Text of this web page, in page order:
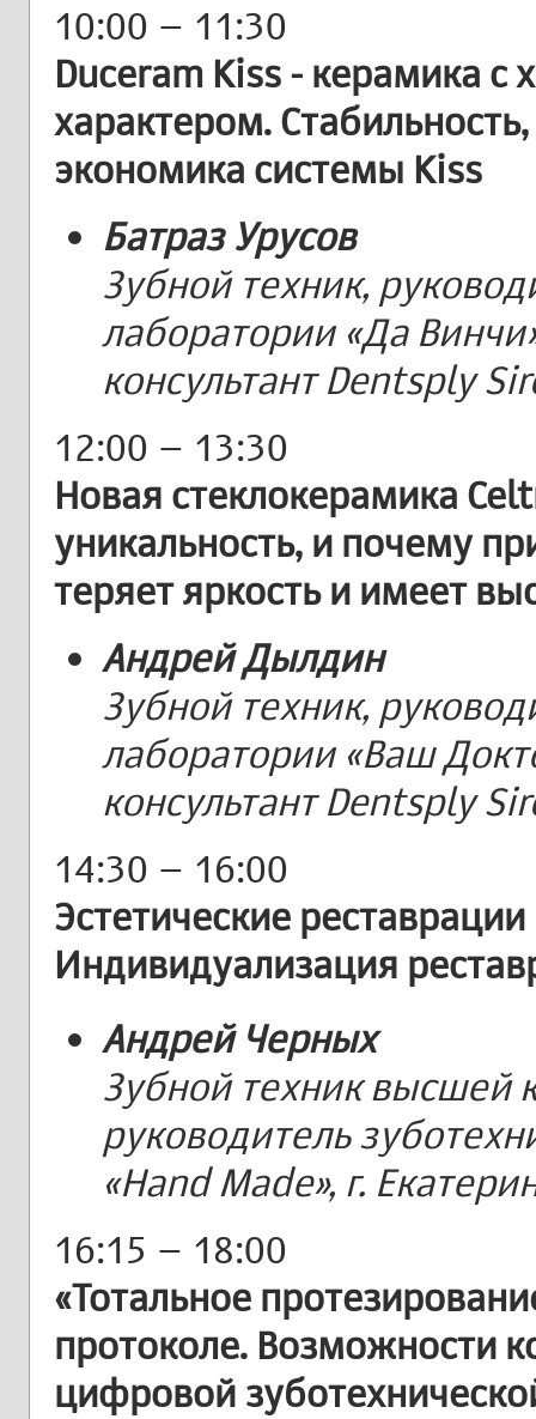
10:00 – 11:30
Duceram Kiss - керамика
характером.
экономика системы Kiss
Батраз Урусов
Зубной техник,
лаборатории «Да
консультант Dentsply
12:00 – 13:30
Новая стеклокерамика
уникальность, и почему
теряет яркость и имеет
Андрей Дылдин
Зубной техник,
лаборатории «Ваш
консультант Dentsply
14:30 – 16:00
Эстетические
Индивидуализация
Андрей Черных
Зубной техник высшей
руководитель
«Hand Made», г.
16:15 – 18:00
«Тотальное
протоколе. Возможности
цифровой